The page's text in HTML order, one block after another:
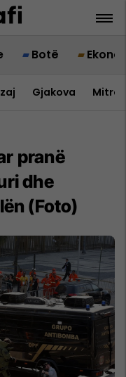
Botë
Gjakova
pranë
dhe
(Foto)